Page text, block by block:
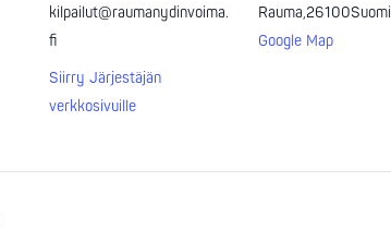
kilpailut@raumanydinvoima.
fi
Siirry Järjestäjän
verkkosivuille
Rauma,26100Suomi
Google Map